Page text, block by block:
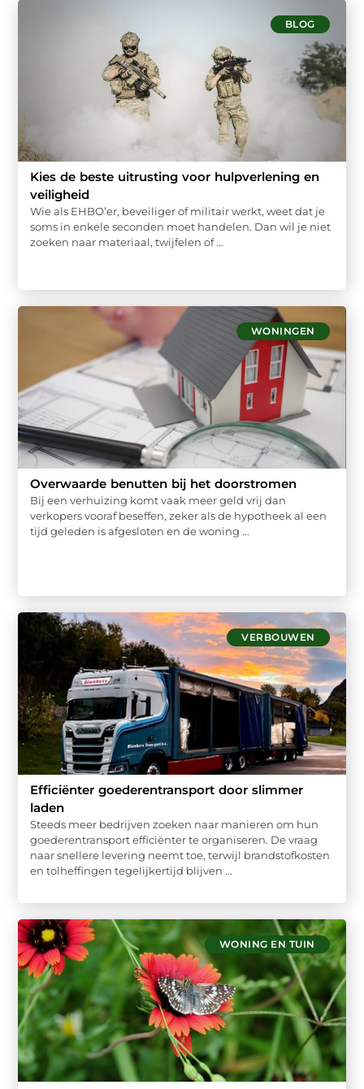
BLOG
Kies de beste uitrusting voor hulpverlening en
veiligheid
Wie als EHBO’er, beveiliger of militair werkt, weet dat je
soms in enkele seconden moet handelen. Dan wil je niet
zoeken naar materiaal, twijfelen of ...
WONINGEN
Overwaarde benutten bij het doorstromen
Bij een verhuizing komt vaak meer geld vrij dan
verkopers vooraf beseffen, zeker als de hypotheek al een
tijd geleden is afgesloten en de woning ...
VERBOUWEN
Efficiënter goederentransport door slimmer
laden
Steeds meer bedrijven zoeken naar manieren om hun
goederentransport efficiënter te organiseren. De vraag
naar snellere levering neemt toe, terwijl brandstofkosten
en tolheffingen tegelijkertijd blijven ...
WONING EN TUIN